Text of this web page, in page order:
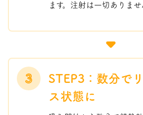
ます。注射は一切ありませ
3
STEP3：数分で
ス状態に